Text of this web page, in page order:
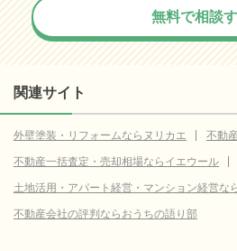
無料で相談
関連サイト
外壁塗装・リフォームならヌリカエ
不動
不動産一括査定・売却相場ならイエウール
土地活用・アパート経営・マンション経営な
不動産会社の評判ならおうちの語り部